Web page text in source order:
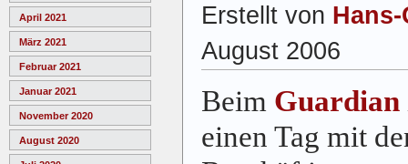
April 2021
März 2021
Februar 2021
Januar 2021
November 2020
August 2020
Erstellt von
August 2006
Beim Guardian
einen Tag mit